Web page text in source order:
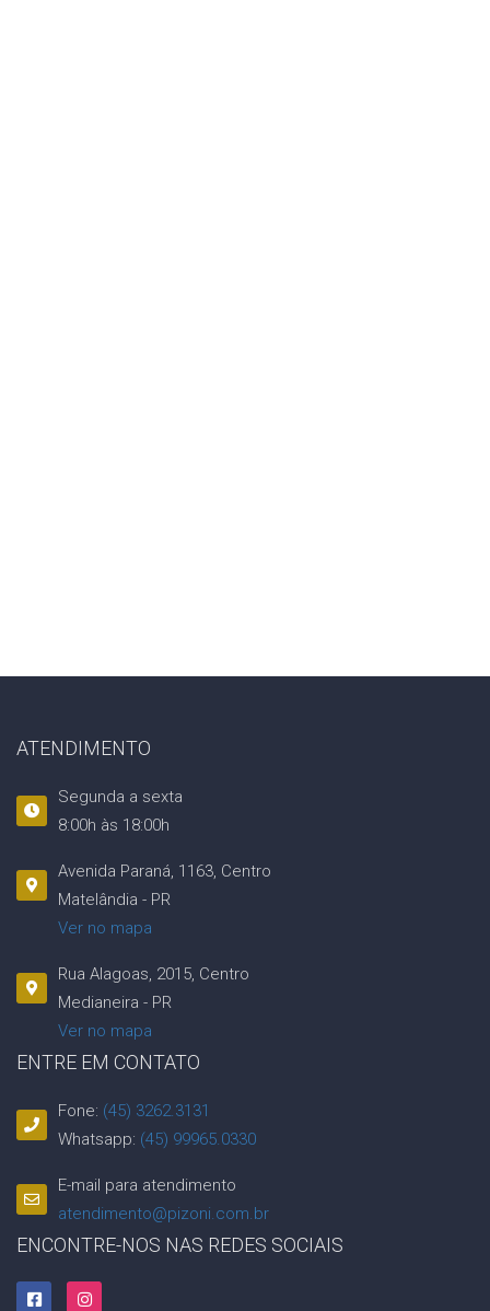
ATENDIMENTO
Segunda a sexta
8:00h às 18:00h
Avenida Paraná, 1163, Centro
Matelândia - PR
Ver no mapa
Rua Alagoas, 2015, Centro
Medianeira - PR
Ver no mapa
ENTRE EM CONTATO
Fone: (45) 3262.3131
Whatsapp: (45) 99965.0330
E-mail para atendimento
atendimento@pizoni.com.br
ENCONTRE-NOS NAS REDES SOCIAIS